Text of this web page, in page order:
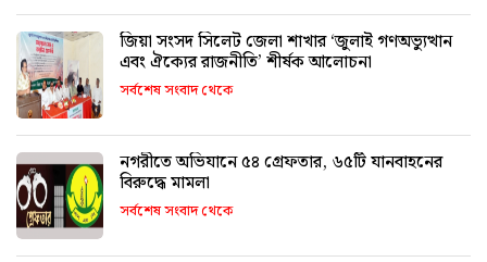
জিয়া সংসদ সিলেট জেলা শাখার ‘জুলাই গণঅভ্যুত্থান
এবং ঐক্যের রাজনীতি’ শীর্ষক আলোচনা
সর্বশেষ সংবাদ থেকে
নগরীতে অভিযানে ৫৪ গ্রেফতার, ৬৫টি যানবাহনের
বিরুদ্ধে মামলা
সর্বশেষ সংবাদ থেকে